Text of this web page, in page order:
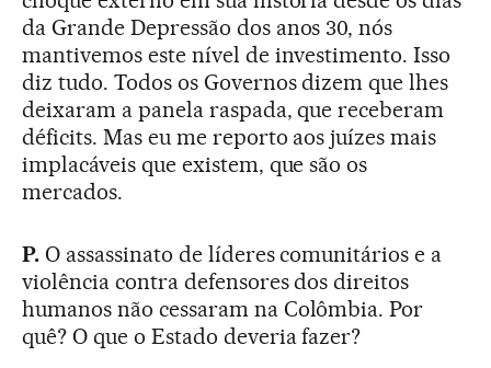
da Grande Depressão dos anos 30, nós
mantivemos este nível de investimento. Isso
diz tudo. Todos os Governos dizem que lhes
deixaram a panela raspada, que receberam
déficits. Mas eu me reporto aos juízes mais
implacáveis que existem, que são os
mercados.
P.O assassinato de líderes comunitários e a
violência contra defensores dos direitos
humanos não cessaram na Colômbia. Por
quê? O que o Estado deveria fazer?